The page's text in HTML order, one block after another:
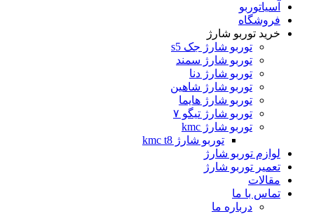
آسیاتوربو
فروشگاه
خرید توربو شارژ
توربو شارژ جک s5
توربو شارژ سمند
توربو شارژ دنا
توربو شارژ شاهین
توربو شارژ هایما
توربو شارژ تیگو ۷
توربو شارژ kmc
توربو شارژ kmc t8
لوازم توربو شارژ
تعمیر توربو شارژ
مقالات
تماس با ما
درباره ما